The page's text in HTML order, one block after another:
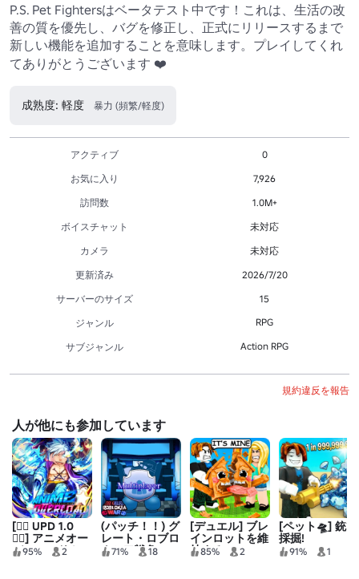
P.S. Pet Fightersはベータテスト中です！これは、生活の改
善の質を優先し、バグを修正し、正式にリリースするまで
新しい機能を追加することを意味します。プレイしてくれ
てありがとうございます ❤️
成熟度: 軽度 暴力 (頻繁/軽度)
アクティブ
0
お気に入り
7,926
訪問数
1.0M+
ボイスチャット
未対応
カメラ
未対応
更新済み
2026/7/20
サーバーのサイズ
15
ジャンル
RPG
サブジャンル Action RPG
規約違反を報告
人が他にも参加しています
[🏴‍☠️ UPD 1.0
🏴‍☠️] アニメオー
バーロード！
95% 2
(パッチ！！) グ
レート・ロブロ
クシア戦争
71% 18
[デュエル] ブレ
インロットを維
持する
85% 2
[ペット🛸] 銃で
採掘!
91% 1